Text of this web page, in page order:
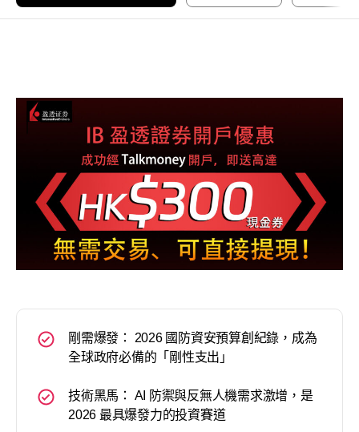
剛需爆發： 2026 國防資安預算創紀錄，成為
全球政府必備的「剛性支出」
技術黑馬： AI 防禦與反無人機需求激增，是
2026 最具爆發力的投資賽道